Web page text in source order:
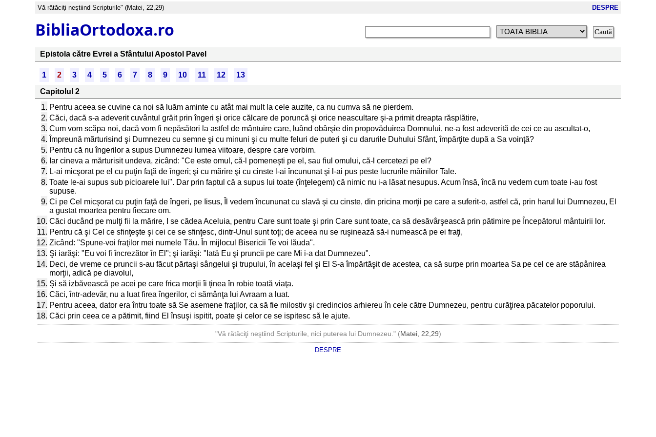
Vă rătăciţi neştiind Scripturile" (Matei, 22,29) DESPRE
BibliaOrtodoxa.ro
Epistola către Evrei a Sfântului Apostol Pavel
1 2 3 4 5 6 7 8 9 10 11 12
13
Capitolul 2
1. Pentru aceea se cuvine ca noi să luăm aminte cu atât mai mult la cele auzite, ca nu cumva să ne pierdem.
2. Căci, dacă s-a adeverit cuvântul grăit prin îngeri şi orice călcare de poruncă şi orice neascultare şi-a primit dreapta răsplătire,
3. Cum vom scăpa noi, dacă vom fi nepăsători la astfel de mântuire care, luând obârşie din propovăduirea Domnului, ne-a fost adeverită de cei ce au ascultat-o,
4. Împreună mărturisind şi Dumnezeu cu semne şi cu minuni şi cu multe feluri de puteri şi cu darurile Duhului Sfânt, împărţite după a Sa voinţă?
5. Pentru că nu îngerilor a supus Dumnezeu lumea viitoare, despre care vorbim.
6. Iar cineva a mărturisit undeva, zicând: "Ce este omul, că-l pomeneşti pe el, sau fiul omului, că-l cercetezi pe el?
7. L-ai micşorat pe el cu puţin faţă de îngeri; şi cu mărire şi cu cinste l-ai încununat şi l-ai pus peste lucrurile mâinilor Tale.
8. Toate le-ai supus sub picioarele lui". Dar prin faptul că a supus lui toate (înţelegem) că nimic nu i-a lăsat nesupus. Acum însă, încă nu vedem cum toate i-au fost
supuse.
9. Ci pe Cel micşorat cu puţin faţă de îngeri, pe Iisus, Îl vedem încununat cu slavă şi cu cinste, din pricina morţii pe care a suferit-o, astfel că, prin harul lui Dumnezeu, El
a gustat moartea pentru fiecare om.
10. Căci ducând pe mulţi fii la mărire, I se cădea Aceluia, pentru Care sunt toate şi prin Care sunt toate, ca să desăvârşească prin pătimire pe Începătorul mântuirii lor.
11. Pentru că şi Cel ce sfinţeşte şi cei ce se sfinţesc, dintr-Unul sunt toţi; de aceea nu se ruşinează să-i numească pe ei fraţi,
12. Zicând: "Spune-voi fraţilor mei numele Tău. În mijlocul Bisericii Te voi lăuda".
13. Şi iarăşi: "Eu voi fi încrezător în El"; şi iarăşi: "Iată Eu şi pruncii pe care Mi i-a dat Dumnezeu".
14. Deci, de vreme ce pruncii s-au făcut părtaşi sângelui şi trupului, în acelaşi fel şi El S-a împărtăşit de acestea, ca să surpe prin moartea Sa pe cel ce are stăpânirea
morţii, adică pe diavolul,
15. Şi să izbăvească pe acei pe care frica morţii îi ţinea în robie toată viaţa.
16. Căci, într-adevăr, nu a luat firea îngerilor, ci sămânţa lui Avraam a luat.
17. Pentru aceea, dator era întru toate să Se asemene fraţilor, ca să fie milostiv şi credincios arhiereu în cele către Dumnezeu, pentru curăţirea păcatelor poporului.
18. Căci prin ceea ce a pătimit, fiind El însuşi ispitit, poate şi celor ce se ispitesc să le ajute.
"Vă rătăciţi neştiind Scripturile, nici puterea lui Dumnezeu." (Matei, 22,29)
DESPRE